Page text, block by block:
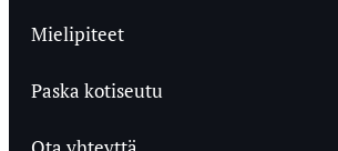
Mielipiteet
Paska kotiseutu